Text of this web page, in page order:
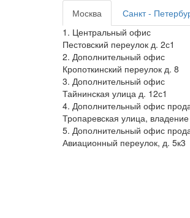
Москва
Санкт -
1. Центральный офис
Пестовский переулок д. 2с1
2. Дополнительный офис
Кропоткинский переулок д. 8
3. Дополнительный офис
Тайнинская улица д. 12с1
4. Дополнительный офис
Тропаревская улица,
5. Дополнительный офис
Авиационный переулок, д. 5к3